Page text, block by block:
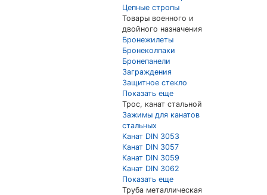
Цепные стропы
Товары военного и
двойного назначения
Бронежилеты
Бронеколпаки
Бронепанели
Заграждения
Защитное стекло
Показать еще
Трос, канат стальной
Зажимы для канатов
стальных
Канат DIN 3053
Канат DIN 3057
Канат DIN 3059
Канат DIN 3062
Показать еще
Труба металлическая